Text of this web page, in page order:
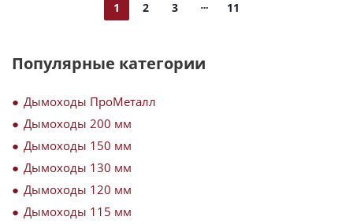
1 2 3 11
Популярные категории
Дымоходы ПроМеталл
Дымоходы 200 мм
Дымоходы 150 мм
Дымоходы 130 мм
Дымоходы 120 мм
Дымоходы 115 мм